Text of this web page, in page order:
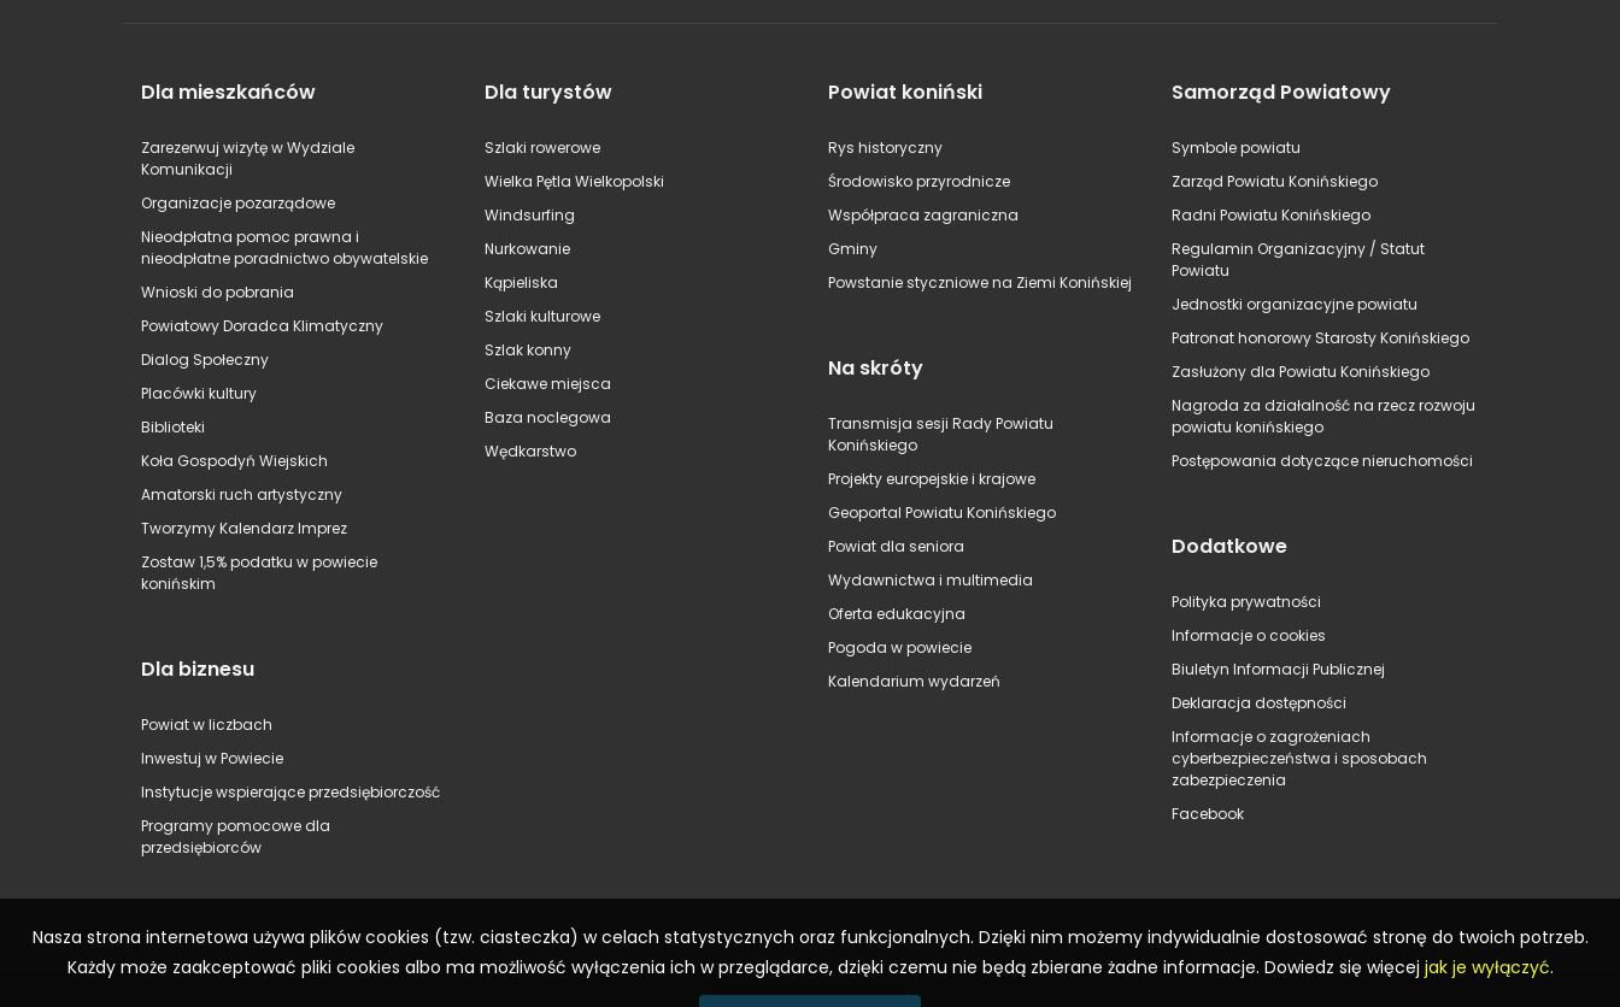
Dla mieszkańców
Zarezerwuj wizytę w Wydziale
Komunikacji
Organizacje pozarządowe
Nieodpłatna pomoc prawna i
nieodpłatne poradnictwo obywatelskie
Wnioski do pobrania
Powiatowy Doradca Klimatyczny
Dialog Społeczny
Placówki kultury
Biblioteki
Koła Gospodyń Wiejskich
Amatorski ruch artystyczny
Tworzymy Kalendarz Imprez
Zostaw 1,5% podatku w powiecie
konińskim
Dla biznesu
Powiat w liczbach
Inwestuj w Powiecie
Instytucje wspierające przedsiębiorczość
Programy pomocowe dla
przedsiębiorców
Dla turystów
Szlaki rowerowe
Wielka Pętla Wielkopolski
Windsurfing
Nurkowanie
Kąpieliska
Szlaki kulturowe
Szlak konny
Ciekawe miejsca
Baza noclegowa
Wędkarstwo
Powiat koniński
Rys historyczny
Środowisko przyrodnicze
Współpraca zagraniczna
Gminy
Powstanie styczniowe na Ziemi Konińskiej
Na skróty
Transmisja sesji Rady Powiatu
Konińskiego
Projekty europejskie i krajowe
Geoportal Powiatu Konińskiego
Powiat dla seniora
Wydawnictwa i multimedia
Oferta edukacyjna
Pogoda w powiecie
Kalendarium wydarzeń
Samorząd Powiatowy
Symbole powiatu
Zarząd Powiatu Konińskiego
Radni Powiatu Konińskiego
Regulamin Organizacyjny / Statut
Powiatu
Jednostki organizacyjne powiatu
Patronat honorowy Starosty Konińskiego
Zasłużony dla Powiatu Konińskiego
Nagroda za działalność na rzecz rozwoju
powiatu konińskiego
Postępowania dotyczące nieruchomości
Dodatkowe
Polityka prywatności
Informacje o cookies
Biuletyn Informacji Publicznej
Deklaracja dostępności
Informacje o zagrożeniach
cyberbezpieczeństwa i sposobach
zabezpieczenia
Facebook
Nasza strona internetowa używa plików cookies (tzw. ciasteczka) w celach statystycznych oraz funkcjonalnych. Dzięki nim możemy indywidualnie dostosować stronę do twoich potrzeb.
Każdy może zaakceptować pliki cookies albo ma możliwość wyłączenia ich w przeglądarce, dzięki czemu nie będą zbierane żadne informacje. Dowiedz się więcej jak je wyłączyć.